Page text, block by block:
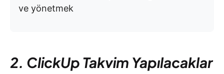
ve yönetmek
2. ClickUp Takvim Yapılacaklar